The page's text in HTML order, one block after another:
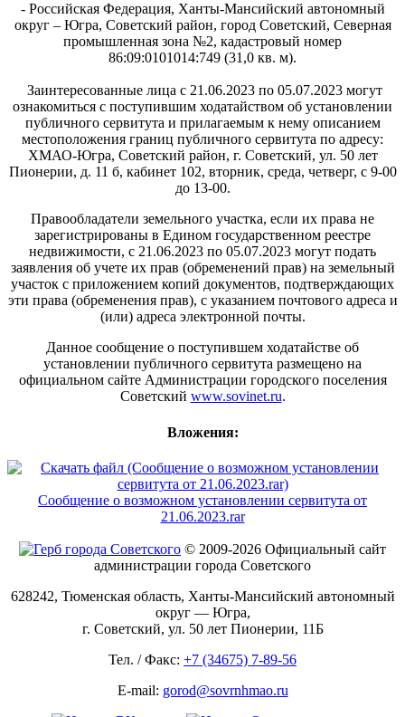
- Российская Федерация, Ханты-Мансийский автономный
округ – Югра, Советский район, город Советский, Северная
промышленная зона №2, кадастровый номер
86:09:0101014:749 (31,0 кв. м).
Заинтересованные лица с 21.06.2023 по 05.07.2023 могут
ознакомиться с поступившим ходатайством об установлении
публичного сервитута и прилагаемым к нему описанием
местоположения границ публичного сервитута по адресу:
ХМАО-Югра, Советский район, г. Советский, ул. 50 лет
Пионерии, д. 11 б, кабинет 102, вторник, среда, четверг, с 9-00
до 13-00.
Правообладатели земельного участка, если их права не
зарегистрированы в Едином государственном реестре
недвижимости, с 21.06.2023 по 05.07.2023 могут подать
заявления об учете их прав (обременений прав) на земельный
участок с приложением копий документов, подтверждающих
эти права (обременения прав), с указанием почтового адреса и
(или) адреса электронной почты.
Данное сообщение о поступившем ходатайстве об
установлении публичного сервитута размещено на
официальном сайте Администрации городского поселения
Советский www.sovinet.ru.
Вложения:
Сообщение о возможном установлении сервитута от
21.06.2023.rar
© 2009-2026 Официальный сайт
администрации города Советского
628242, Тюменская область, Ханты-Мансийский автономный
округ — Югра,
г. Советский, ул. 50 лет Пионерии, 11Б
Тел. / Факс: +7 (34675) 7-89-56
E-mail: gorod@sovrnhmao.ru